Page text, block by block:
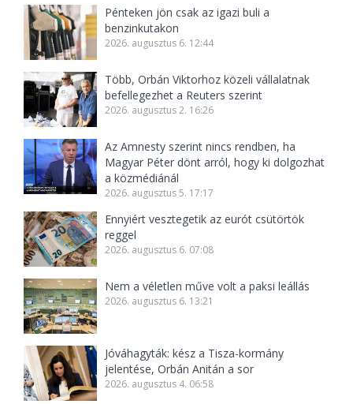
Pénteken jön csak az igazi buli a
benzinkutakon
2026. augusztus 6. 12:44
Több, Orbán Viktorhoz közeli vállalatnak
befellegezhet a Reuters szerint
2026. augusztus 2. 16:26
Az Amnesty szerint nincs rendben, ha
Magyar Péter dönt arról, hogy ki dolgozhat
a közmédiánál
2026. augusztus 5. 17:17
Ennyiért vesztegetik az eurót csütörtök
reggel
2026. augusztus 6. 07:08
Nem a véletlen műve volt a paksi leállás
2026. augusztus 6. 13:21
Jóváhagyták: kész a Tisza-kormány
jelentése, Orbán Anitán a sor
2026. augusztus 4. 06:58